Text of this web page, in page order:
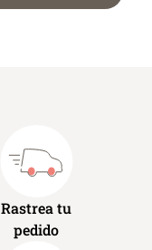
Rastrea tu
pedido